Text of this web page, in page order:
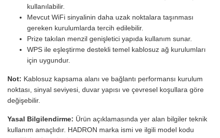
kullanılabilir.
Mevcut WiFi sinyalinin daha uzak noktalara taşınması
gereken kurulumlarda tercih edilebilir.
Prize takılan menzil genişletici yapıda kullanım sunar.
WPS ile eşleştirme destekli temel kablosuz ağ kurulumları
için uygundur.
Not: Kablosuz kapsama alanı ve bağlantı performansı kurulum
noktası, sinyal seviyesi, duvar yapısı ve çevresel koşullara göre
değişebilir.
Yasal Bilgilendirme: Ürün açıklamasında yer alan bilgiler teknik
kullanım amaçlıdır. HADRON marka ismi ve ilgili model kodu